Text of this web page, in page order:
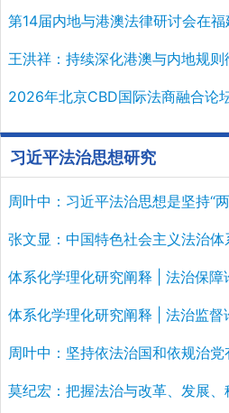
第14届内地与港澳法律研讨会在
2026年北京CBD国际法商融合论
习近平法治思想研究
周叶中：坚持依法治国和依规治党